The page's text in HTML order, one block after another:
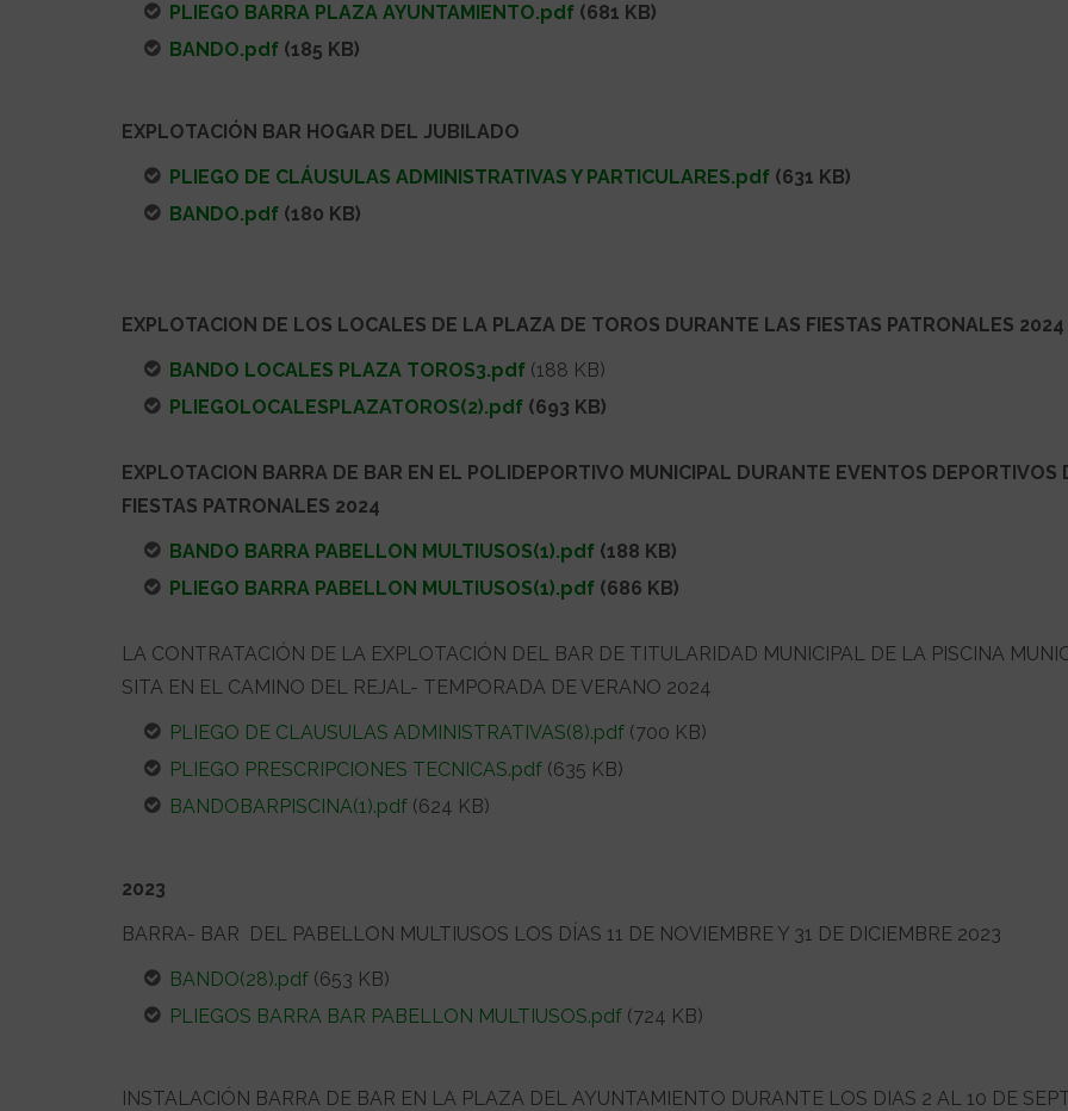
PLIEGO BARRA PLAZA AYUNTAMIENTO.pdf (681 KB)
BANDO.pdf (185 KB)
EXPLOTACIÓN BAR HOGAR DEL JUBILADO
PLIEGO DE CLÁUSULAS ADMINISTRATIVAS Y PARTICULARES.pdf (631 KB)
BANDO.pdf (180 KB)
EXPLOTACION DE LOS LOCALES DE LA PLAZA DE TOROS DURANTE LAS FIESTAS PATRONALES 2024
BANDO LOCALES PLAZA TOROS3.pdf (188 KB)
PLIEGOLOCALESPLAZATOROS(2).pdf (693 KB)
EXPLOTACION BARRA DE BAR EN EL POLIDEPORTIVO MUNICIPAL DURANTE EVENTOS DEPORTIVOS
FIESTAS PATRONALES 2024
BANDO BARRA PABELLON MULTIUSOS(1).pdf (188 KB)
PLIEGO BARRA PABELLON MULTIUSOS(1).pdf (686 KB)
LA CONTRATACIÓN DE LA EXPLOTACIÓN DEL BAR DE TITULARIDAD MUNICIPAL DE LA PISCINA
SITA EN EL CAMINO DEL REJAL- TEMPORADA DE VERANO 2024
PLIEGO DE CLAUSULAS ADMINISTRATIVAS(8).pdf (700 KB)
PLIEGO PRESCRIPCIONES TECNICAS.pdf (635 KB)
BANDOBARPISCINA(1).pdf (624 KB)
2023
BARRA- BAR DEL PABELLON MULTIUSOS LOS DÍAS 11 DE NOVIEMBRE Y 31 DE DICIEMBRE 2023
BANDO(28).pdf (653 KB)
PLIEGOS BARRA BAR PABELLON MULTIUSOS.pdf (724 KB)
INSTALACIÓN BARRA DE BAR EN LA PLAZA DEL AYUNTAMIENTO DURANTE LOS DIAS 2 AL 10 DE